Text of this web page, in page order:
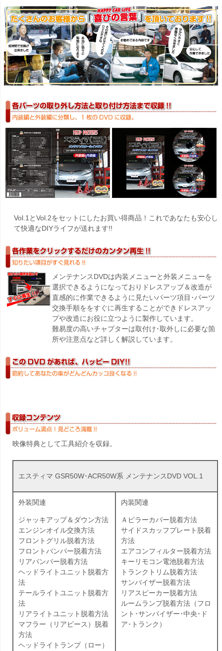
Vol.1とVol.2をセットにしたお買い得商品！これであなたも安心し
て快適なDIYライフが送れます!!
メンテナンスDVDは内装メニューと外装メニューを
選択できるようになっておりドレスアップ＆改造が
直感的に作業できるように見たいパーツ項目･パーツ
交換手順ををすぐに再生することができドレスアッ
プや改造にお役に立つように製作しています。
難易度の高いチャプターは取付け･取外しに必要な箇
所や注意点など詳しく解説しています。
映像特典として工具紹介を収録。
エスティマ GSR50W･ACR50W系 メンテナンスDVD VOL.1
外装関連
ジャッキアップ＆ダウン方法
エンジンオイル交換方法
フロントグリル脱着方法
フロントバンパー脱着方法
リアバンパー脱着方法
ヘッドライトユニット脱着方
法
テールライトユニット脱着方
法
リアライトユニット脱着方法
マフラー（リアピース）脱着
方法
ヘッドライトランプ（ロー）
内装関連
Ａピラーカバー脱着方法
サイドスカッフプレート脱着
方法
エアコンフィルター脱着方法
キーリモコン電池脱着方法
トランクトリム脱着方法
サンバイザー脱着方法
リアスピーカー脱着方法
ルームランプ脱着方法（フロ
ント･サンバイザー･中央･ド
ア･トランク）